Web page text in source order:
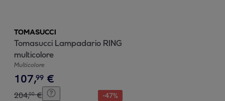
TOMASUCCI
Tomasucci Lampadario RING
multicolore
Multicolore
107,99 €
204,00 € -47%